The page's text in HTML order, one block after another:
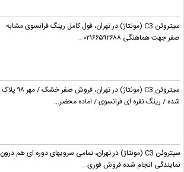
سیتروئن C3 (مونتاژ) در تهران، فول کامل رینگ فرانسوی مشابه
صفر جهت هماهنگی ۰۲۱۶۶۵۹۲۶۸۸…
سیتروئن C3 (مونتاژ) در تهران، فروش صفر خشک / مهر ۹۸ پلاک
شده / رینگ نقره ای فرانسوی / اماده محضر…
سیتروئن C3 (مونتاژ) در تهران، تمامی سرویهای دوره ای هم درون
نمایندگی انجام شده فروش فوری…